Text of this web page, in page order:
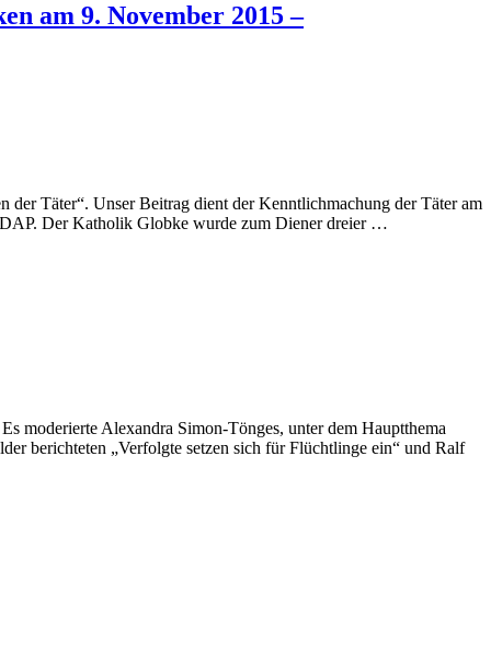
am 9. November 2015 –
der Täter“. Unser Beitrag dient der Kenntlichmachung der Täter am
Der Katholik Globke wurde zum Diener dreier …
moderierte Alexandra Simon-Tönges, unter dem Hauptthema
berichteten „Verfolgte setzen sich für Flüchtlinge ein“ und Ralf